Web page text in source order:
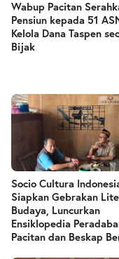
Wabup Pacitan
Pensiun kepada 51
Kelola Dana Taspen
Bijak
Socio Cultura
Siapkan Gebrakan
Budaya, Luncurkan
Ensiklopedia
Pacitan dan Beskap